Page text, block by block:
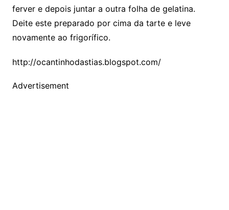
ferver e depois juntar a outra folha de gelatina.
Deite este preparado por cima da tarte e leve
novamente ao frigorífico.
http://ocantinhodastias.blogspot.com/
Advertisement